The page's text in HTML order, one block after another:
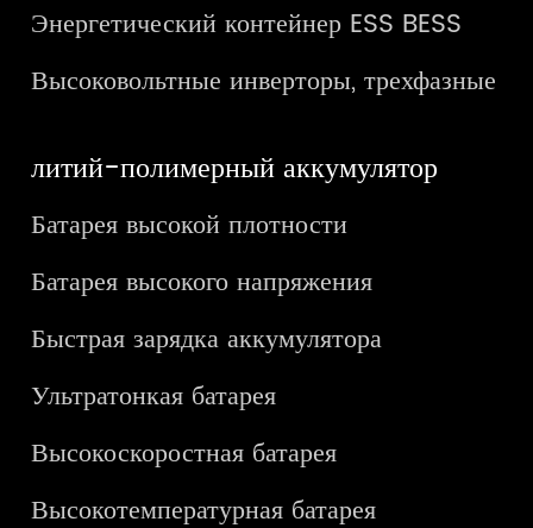
Энергетический контейнер ESS BESS
Высоковольтные инверторы, трехфазные
литий-полимерный аккумулятор
Батарея высокой плотности
Батарея высокого напряжения
Быстрая зарядка аккумулятора
Ультратонкая батарея
Высокоскоростная батарея
Высокотемпературная батарея